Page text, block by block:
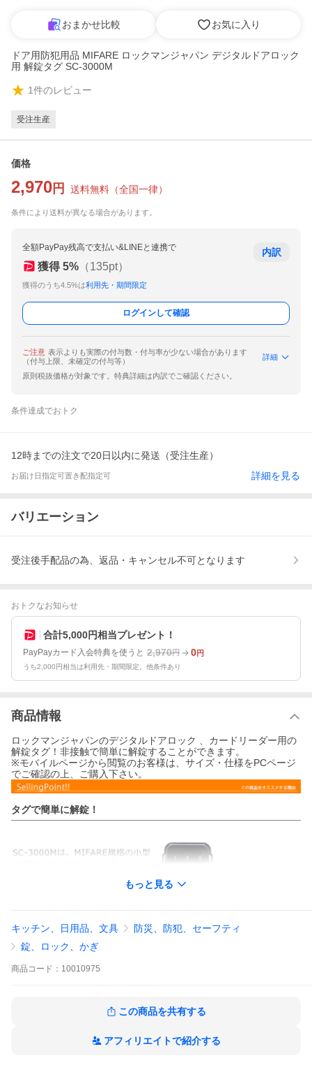
おまかせ比較 お気に入り
ドア用防犯用品 MIFARE ロックマンジャパン デジタルドアロック
用 解錠タグ SC-3000M
1件のレビュー
受注生産
価格
2,970 円 送料無料 （全国一律）
条件により送料が異なる場合があります。
全額PayPay残高で支払い&LINEと連携で
獲得 5% （135pt）
獲得のうち4.5%は利用先・期間限定
内訳
ログインして確認
ご注意 表示よりも実際の付与数・付与率が少ない場合があります
（付与上限、未確定の付与等）
詳細
原則税抜価格が対象です。特典詳細は内訳でご確認ください。
条件達成でおトク
12時までの注文で20日以内に発送（受注生産）
お届け日指定可置き配指定可 詳細を見る
バリエーション
受注後手配品の為、返品・キャンセル不可となります
おトクなお知らせ
合計5,000円相当プレゼント！
PayPayカード入会特典を使うと 2,970円 0円
うち2,000円相当は利用先・期間限定。他条件あり
商品情報
ロックマンジャパンのデジタルドアロック 、カードリーダー用の
解錠タグ！非接触で簡単に解錠することができます。
※モバイルページから閲覧のお客様は、サイズ・仕様をPCページ
でご確認の上、ご購入下さい。
タグで簡単に解錠！
対応デジタルドアロック
もっと見る
キッチン、日用品、文具
防災、防犯、セーフティ
錠、ロック、かぎ
商品 コード： 10010975
この商品を共有する
アフィリエイトで紹介する